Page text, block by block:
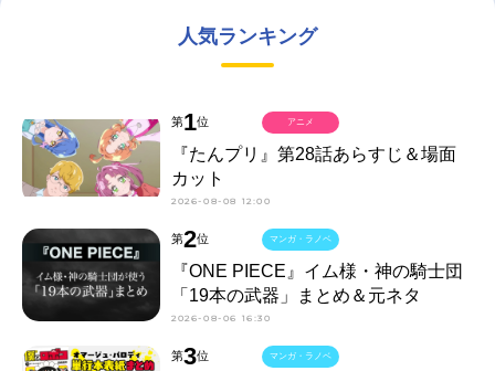
人気ランキング
第1位
『たんプリ』第28話あらすじ＆場面
カット
2026-08-08 12:00
アニメ
第2位
『ONE PIECE』イム様・神の騎士団
「19本の武器」まとめ＆元ネタ
2026-08-06 16:30
マンガ・ラノベ
第3位 マンガ・ラノベ